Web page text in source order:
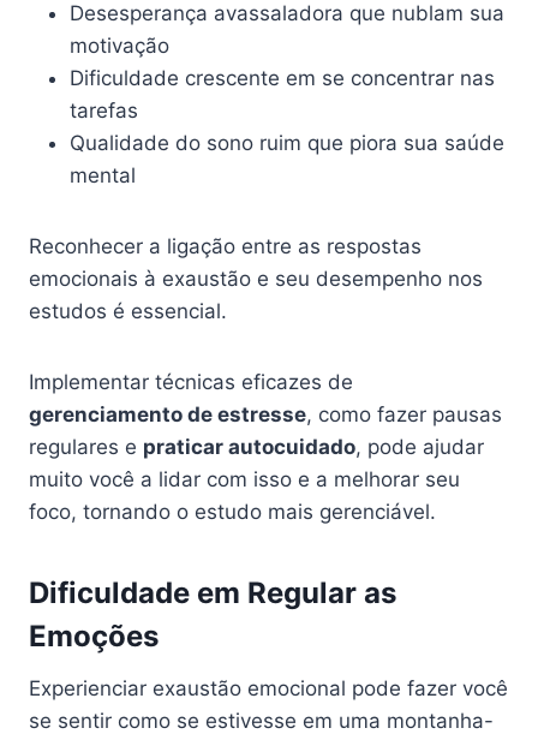
Desesperança avassaladora que nublam sua
motivação
Dificuldade crescente em se concentrar nas
tarefas
Qualidade do sono ruim que piora sua saúde
mental
Reconhecer a ligação entre as respostas
emocionais à exaustão e seu desempenho nos
estudos é essencial.
Implementar técnicas eficazes de
gerenciamento de estresse, como fazer pausas
regulares e praticar autocuidado, pode ajudar
muito você a lidar com isso e a melhorar seu
foco, tornando o estudo mais gerenciável.
Dificuldade em Regular as
Emoções
Experienciar exaustão emocional pode fazer você
se sentir como se estivesse em uma montanha-